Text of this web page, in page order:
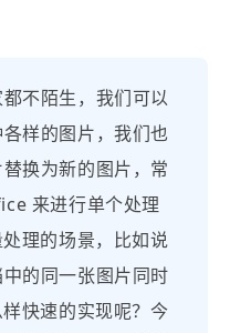
不陌生，我们可以
样的图片，我们也
换为新的图片，常
来进行单个处理
理的场景，比如说
的同一张图片同时
快速的实现呢？今